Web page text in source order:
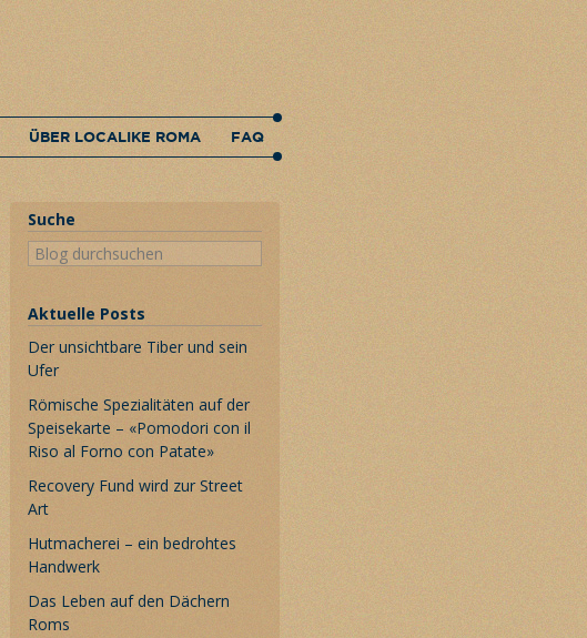
ÜBER LOCALIKE ROMA FAQ
Suche
Aktuelle Posts
Der unsichtbare Tiber und sein
Ufer
Römische Spezialitäten auf der
Speisekarte – «Pomodori con il
Riso al Forno con Patate»
Recovery Fund wird zur Street
Art
Hutmacherei – ein bedrohtes
Handwerk
Das Leben auf den Dächern
Roms